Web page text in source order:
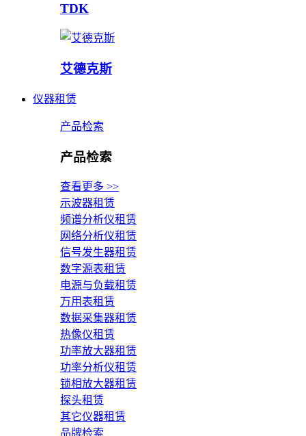
TDK
艾德克斯
仪器租赁
产品检索
产品检索
查看更多 >>
示波器租赁
频谱分析仪租赁
网络分析仪租赁
信号发生器租赁
数字源表租赁
电源与负载租赁
万用表租赁
数据采集器租赁
热像仪租赁
功率放大器租赁
功率分析仪租赁
锁相放大器租赁
探头租赁
其它仪器租赁
品牌检索